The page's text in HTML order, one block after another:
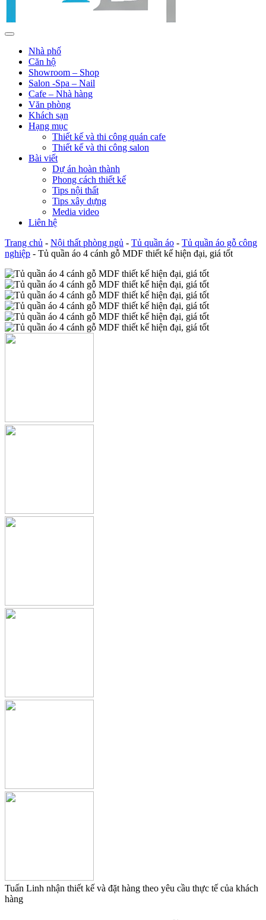
Nhà phố
Căn hộ
Showroom – Shop
Salon -Spa – Nail
Cafe – Nhà hàng
Văn phòng
Khách sạn
Hạng mục
Thiết kế và thi công quán cafe
Thiết kế và thi công salon
Bài viết
Dự án hoàn thành
Phong cách thiết kế
Tips nội thất
Tips xây dựng
Media video
Liên hệ
Trang chủ - Nội thất phòng ngủ - Tủ quần áo - Tủ quần áo gỗ công
nghiệp - Tủ quần áo 4 cánh gỗ MDF thiết kế hiện đại, giá tốt
Tuấn Linh nhận thiết kế và đặt hàng theo yêu cầu thực tế của khách
hàng